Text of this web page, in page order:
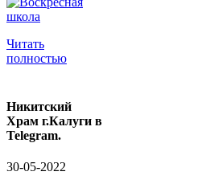
Читать
полностью
Никитский
Храм г.Калуги в
Telegram.
30-05-2022